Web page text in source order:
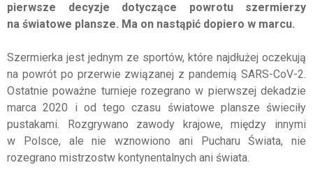
pierwsze decyzje dotyczące powrotu szermierzy
na światowe plansze. Ma on nastąpić dopiero w marcu.
Szermierka jest jednym ze sportów, które najdłużej oczekują
na powrót po przerwie związanej z pandemią SARS-CoV-2.
Ostatnie poważne turnieje rozegrano w pierwszej dekadzie
marca 2020 i od tego czasu światowe plansze świeciły
pustakami. Rozgrywano zawody krajowe, między innymi
w Polsce, ale nie wznowiono ani Pucharu Świata, nie
rozegrano mistrzostw kontynentalnych ani świata.